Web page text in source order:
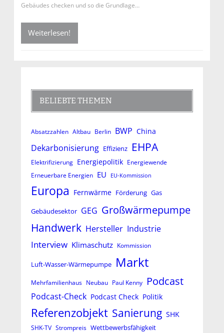
Gebäudes checken und so die Grundlage…
Weiterlesen!
BELIEBTE THEMEN
Absatzzahlen Altbau Berlin BWP China
Dekarbonisierung Effizienz EHPA
Elektrifizierung Energiepolitik Energiewende
Erneuerbare Energien EU EU-Kommission
Europa Fernwärme Förderung Gas
Gebäudesektor GEG Großwärmepumpe
Handwerk Hersteller Industrie
Interview Klimaschutz Kommission
Luft-Wasser-Wärmepumpe Markt
Mehrfamilienhaus Neubau Paul Kenny Podcast
Podcast-Check Podcast Check Politik
Referenzobjekt Sanierung SHK
SHK-TV Strompreis Wettbewerbsfähigkeit